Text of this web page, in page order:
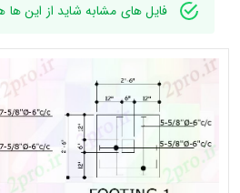
فایل های مشابه شاید از این ها